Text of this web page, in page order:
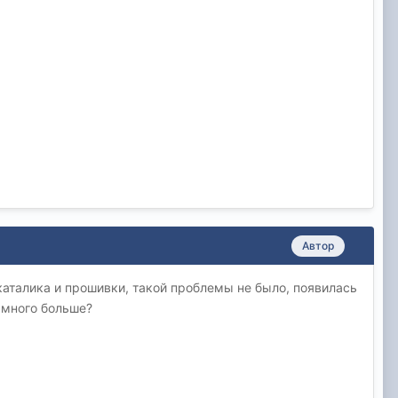
Автор
и прошивки, такой проблемы не было, появилась
больше?